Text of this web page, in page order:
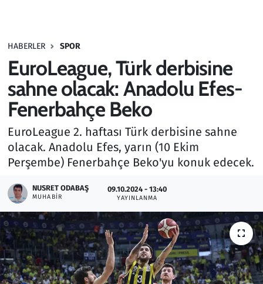
HABERLER SPOR
EuroLeague, Türk derbisine
sahne olacak: Anadolu Efes-
Fenerbahçe Beko
EuroLeague 2. haftası Türk derbisine sahne
olacak. Anadolu Efes, yarın (10 Ekim
Perşembe) Fenerbahçe Beko'yu konuk edecek.
NUSRET ODABAŞ
MUHABIR
09.10.2024 - 13:40
YAYINLANMA
Haber
Kültür Sanat
Kurumsal Haberler
Lezzet Durağı
Memur ve Kamu
Otomobil
Oyun
Ramazan